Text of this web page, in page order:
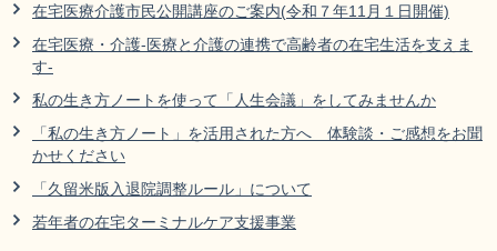
リンク集 利用ガイド
RSS プライバシーポリシー
サイトについて
在宅医療介護市民公開講座のご案内(令和７年11月１日開催)
在宅医療・介護-医療と介護の連携で高齢者の在宅生活を支えま
す-
私の生き方ノートを使って「人生会議」をしてみませんか
「私の生き方ノート」を活用された方へ 体験談・ご感想をお聞
かせください
「久留米版入退院調整ルール」について
若年者の在宅ターミナルケア支援事業